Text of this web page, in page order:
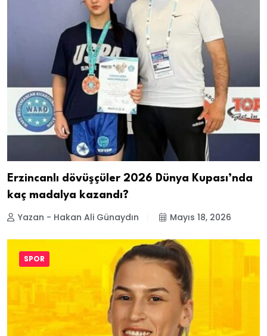
Erzincanlı dövüşçüler 2026 Dünya Kupası’nda
kaç madalya kazandı?
Yazan - Hakan Ali Günaydın Mayıs 18, 2026
SPOR